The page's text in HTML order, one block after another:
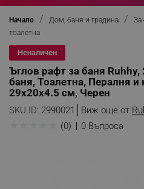
Начало Дом, баня и градина За
тоалетна
Неналичен
Ъглов рафт за баня
баня, Тоалетна, Пералня
29х20х4.5 см, Черен
SKU ID: 2990021 Виж още от
(0) 0 Въпроса